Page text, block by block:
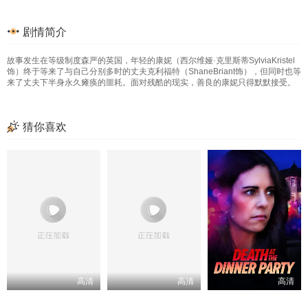
剧情简介
故事发生在等级制度森严的英国，年轻的康妮（西尔维娅·克里斯蒂SylviaKristel
饰）终于等来了与自己分别多时的丈夫克利福特（ShaneBriant饰），但同时也等
来了丈夫下半身永久瘫痪的噩耗。面对残酷的现实，善良的康妮只得默默接受。
猜你喜欢
高清 高清 高清